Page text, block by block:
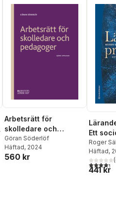
Arbetsrätt för
skolledare och
pedagoger
Göran Söderlöf
Häftad, 2024
560 kr
Ett
Roger
Häftad,
4,3utav (
441 kr